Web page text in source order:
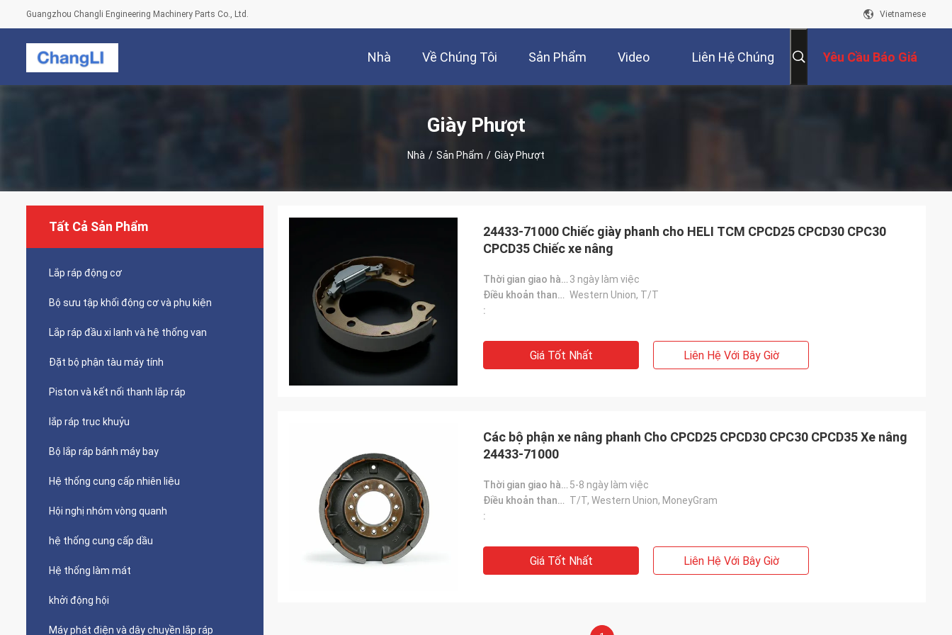
Guangzhou Changli Engineering Machinery Parts Co., Ltd. Vietnamese
Nhà Về Chúng Tôi Sản Phẩm Video Liên Hệ Chúng Yêu Cầu Báo Giá
Giày Phượt
Nhà / Sản Phẩm / Giày Phượt
Tất Cả Sản Phẩm
Lắp ráp động cơ
Bộ sưu tập khối động cơ và phụ kiện
Lắp ráp đầu xi lanh và hệ thống van
Đặt bộ phận tàu máy tính
Piston và kết nối thanh lắp ráp
lắp ráp trục khuỷu
Bộ lắp ráp bánh máy bay
Hệ thống cung cấp nhiên liệu
Hội nghị nhóm vòng quanh
hệ thống cung cấp dầu
Hệ thống làm mát
khởi động hội
Máy phát điện và dây chuyền lắp ráp
24433-71000 Chiếc giày phanh cho HELI TCM CPCD25 CPCD30 CPC30
CPCD35 Chiếc xe nâng
Thời gian giao hàng: 3 ngày làm việc
Điều khoản thanh toán: Western Union, T/T
:
Giá Tốt Nhất Liên Hệ Với Bây Giờ
Các bộ phận xe nâng phanh Cho CPCD25 CPCD30 CPC30 CPCD35 Xe nâng
24433-71000
Thời gian giao hàng: 5-8 ngày làm việc
Điều khoản thanh toán: T/T, Western Union, MoneyGram
:
Giá Tốt Nhất Liên Hệ Với Bây Giờ